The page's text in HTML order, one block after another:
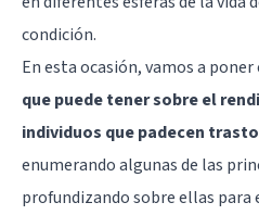
condición.
En esta ocasión, vamos a
que puede tener sobre el
individuos que padecen
enumerando algunas de las
profundizando sobre ellas